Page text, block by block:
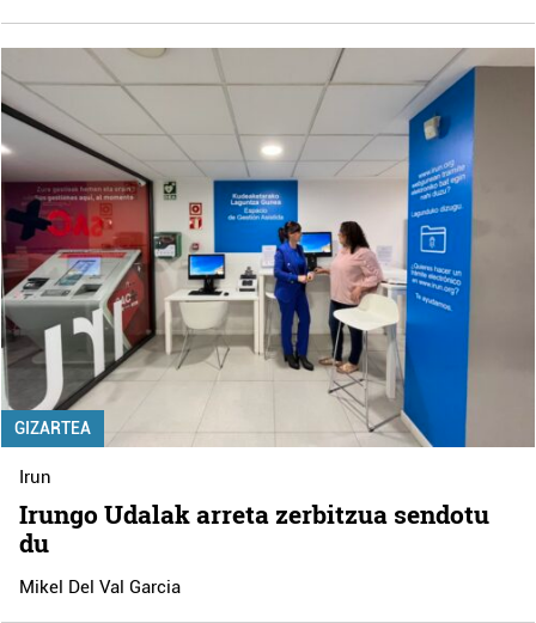
GIZARTEA
Irun
Irungo Udalak arreta zerbitzua sendotu
du
Mikel Del Val Garcia